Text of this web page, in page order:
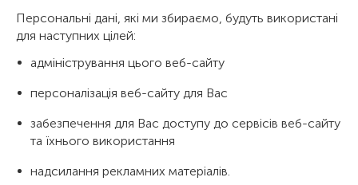
Персональні дані, які ми збираємо, будуть використані
для наступних цілей:
адміністрування цього веб-сайту
персоналізація веб-сайту для Вас
забезпечення для Вас доступу до сервісів веб-сайту
та їхнього використання
надсилання рекламних матеріалів.